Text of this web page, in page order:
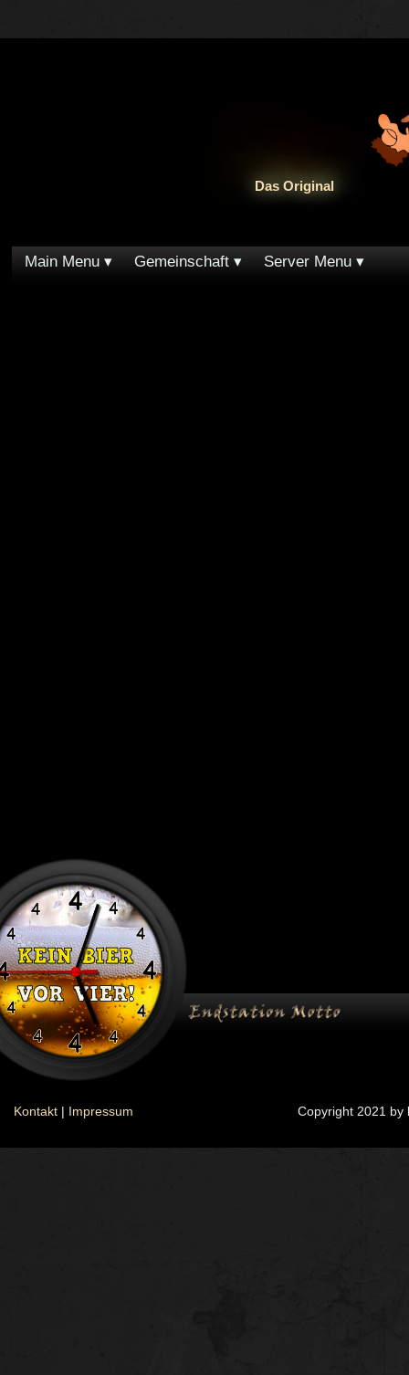
Das Original
Main Menu Gemeinschaft Server Menu
Kontakt | Impressum Copyright 2021 by